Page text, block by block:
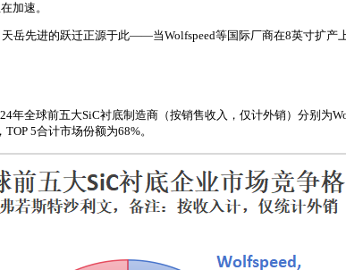
加速。
岳先进的跃迁正源于此——当Wolfspeed等国际厂商在8英寸扩
全球前五大SiC衬底制造商（按销售收入，仅计外销）分别为
5合计市场份额为68%。